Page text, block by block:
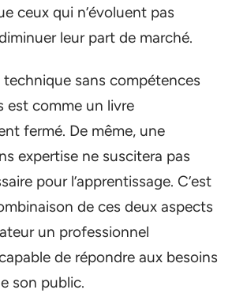
ceux qui n’évoluent pas
leur part de marché.
technique sans compétences
est comme un livre
fermé. De même, une
expertise ne suscitera pas
pour l’apprentissage. C’est
de ces deux aspects
un professionnel
de répondre aux besoins
son public.